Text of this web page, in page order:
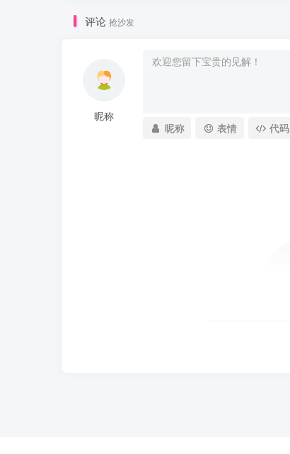
评论 抢沙发
昵称
昵称 表情 代码